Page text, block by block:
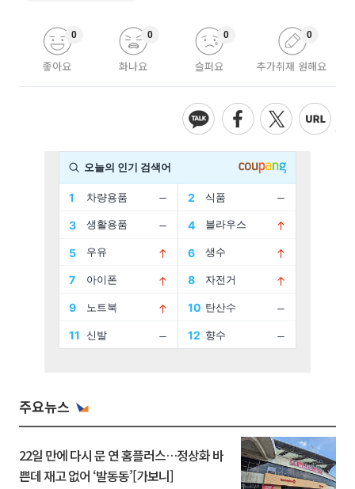
좋아요
0
화나요
0
슬퍼요
0
추가취재 원해요
0
주요뉴스
22일 만에 다시 문 연 홈플러스…정상화 바
쁜데 재고 없어 ‘발동동’[가보니]